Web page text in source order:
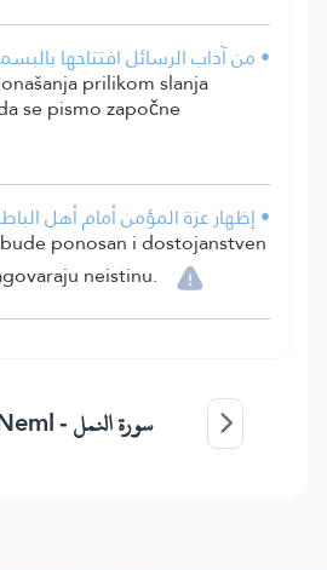
• من آداب الرسائل افتتاحها
prilikom slanja
se pismo započne
• إظهار عزة المؤمن أمام أهل
ponosan i dostojanstven
neistinu.
سورة النمل -